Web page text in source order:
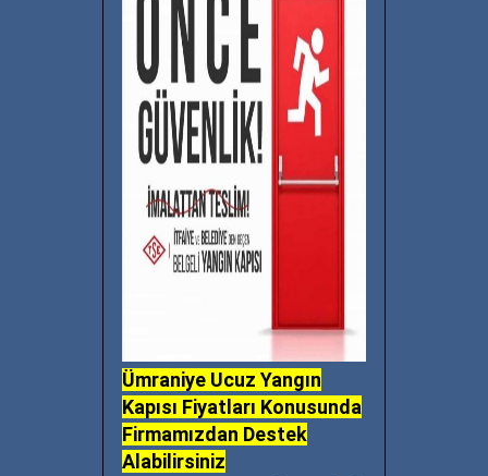
Ümraniye Ucuz Yangın
Kapısı Fiyatları Konusunda
Firmamızdan Destek
Alabilirsiniz